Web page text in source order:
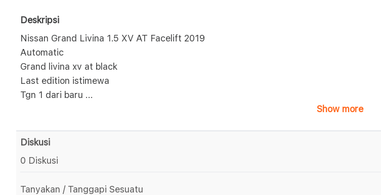
Deskripsi
Nissan Grand Livina 1.5 XV AT Facelift 2019
Automatic
Grand livina xv at black
Last edition istimewa
Tgn 1 dari baru ...
Show more
Diskusi
0 Diskusi
Tanyakan / Tanggapi Sesuatu